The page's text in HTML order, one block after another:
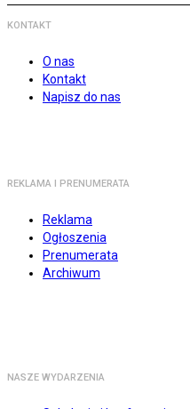
KONTAKT
O nas
Kontakt
Napisz do nas
REKLAMA I PRENUMERATA
Reklama
Ogłoszenia
Prenumerata
Archiwum
NASZE WYDARZENIA